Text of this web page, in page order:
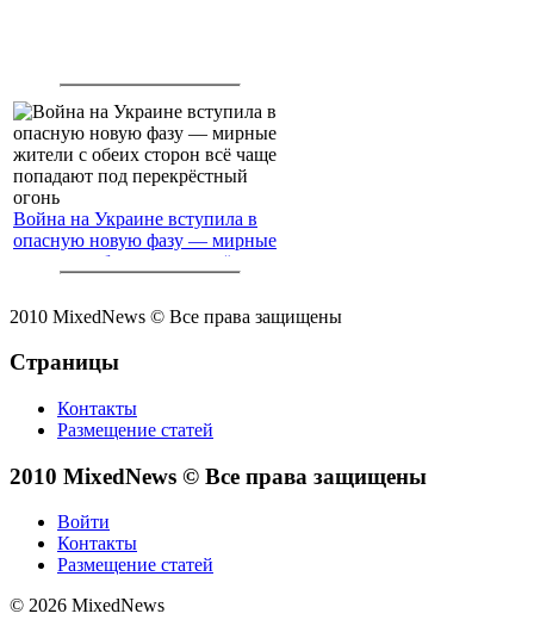
Война на Украине вступила в
опасную новую фазу — мирные
жители с обеих сторон всё чаще
2010 MixedNews © Все права защищены
Страницы
Контакты
Размещение статей
2010 MixedNews © Все права защищены
Войти
Контакты
Размещение статей
© 2026 MixedNews